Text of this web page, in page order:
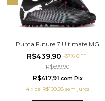
Puma Future 7 Ultimate MG
R$439,90-37%OFF
R$699,90
R$417,91 com Pix
4 x de R$109,98 sem juros